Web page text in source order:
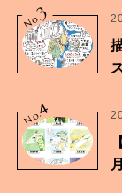
No.
3
No.
4